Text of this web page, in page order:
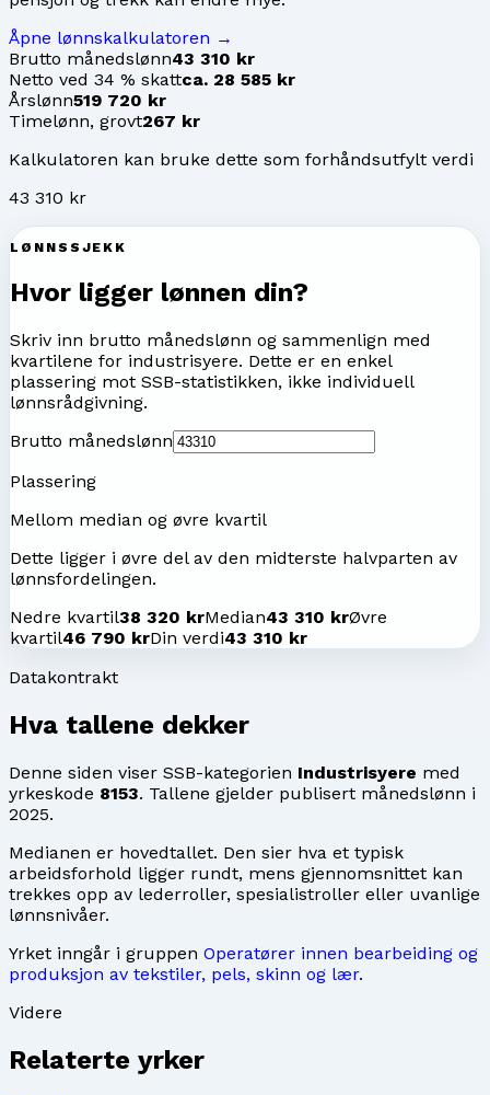
Åpne lønnskalkulatoren →
Brutto månedslønn43 310 kr
Netto ved 34 % skattca. 28 585 kr
Årslønn519 720 kr
Timelønn, grovt267 kr
Kalkulatoren kan bruke dette som forhåndsutfylt verdi
43 310 kr
LØNNSSJEKK
Hvor ligger lønnen din?
Skriv inn brutto månedslønn og sammenlign med
kvartilene for industrisyere. Dette er en enkel
plassering mot SSB-statistikken, ikke individuell
lønnsrådgivning.
Brutto månedslønn
Plassering
Mellom median og øvre kvartil
Dette ligger i øvre del av den midterste halvparten av
lønnsfordelingen.
Nedre kvartil38 320 krMedian43 310 krØvre
kvartil46 790 krDin verdi43 310 kr
Datakontrakt
Hva tallene dekker
Denne siden viser SSB-kategorien Industrisyere med
yrkeskode 8153. Tallene gjelder publisert månedslønn i
2025.
Medianen er hovedtallet. Den sier hva et typisk
arbeidsforhold ligger rundt, mens gjennomsnittet kan
trekkes opp av lederroller, spesialistroller eller uvanlige
lønnsnivåer.
Yrket inngår i gruppen Operatører innen bearbeiding og
produksjon av tekstiler, pels, skinn og lær.
Videre
Relaterte yrker